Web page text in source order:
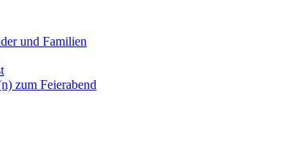
und Familien
zum Feierabend